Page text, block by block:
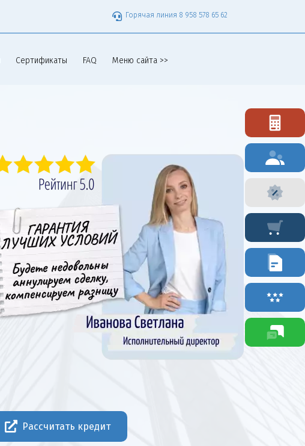
Горячая линия 8 958 578 65 62
Сертификаты FAQ Меню сайта >>
Рассчитать кредит